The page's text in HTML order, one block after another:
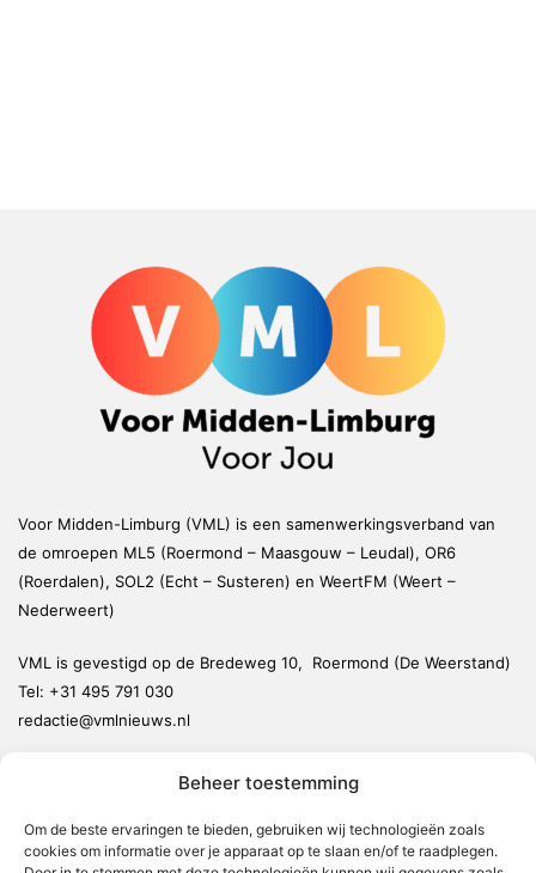
Beheer toestemming
Om de beste ervaringen te bieden, gebruiken wij technologieën zoals
cookies om informatie over je apparaat op te slaan en/of te raadplegen.
Voor Midden-Limburg (VML) is een samenwerkingsverband van
de omroepen ML5 (Roermond – Maasgouw – Leudal), OR6
(Roerdalen), SOL2 (Echt – Susteren) en WeertFM (Weert –
Nederweert)
VML is gevestigd op de Bredeweg 10, Roermond (De Weerstand)
Tel: +31 495 791 030
redactie@vmlnieuws.nl
Leudal